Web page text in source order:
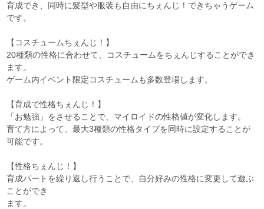
育成でき、同時に髪型や服装も自由にちぇんじ！できちゃうゲーム
です。
【コスチュームちぇんじ！】
20種類の性格に合わせて、コスチュームをちぇんじすることができ
ます。
ゲーム内イベント限定コスチュームも多数登場します。
【育成で性格ちぇんじ！】
「お勉強」をさせることで、マイロイドの性格値が変化します。
育て方によって、最大3種類の性格タイプを同時に設定することが
可能です。
【性格ちぇんじ！】
育成パートを繰り返し行うことで、自分好みの性格に変更して遊ぶ
ことができ
ます。